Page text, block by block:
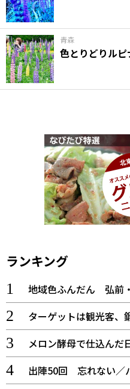
青森
色とりどりル
ランキング
地域色ふんだん 弘前
ターゲットは観光客、
メロン酵母で仕込んだ
出陣50回 忘れない／